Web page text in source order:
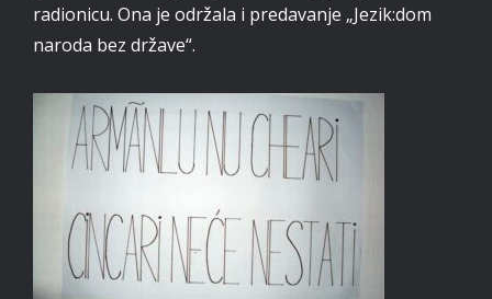
radionicu. Ona je održala i predavanje „Jezik:dom
naroda bez države“.